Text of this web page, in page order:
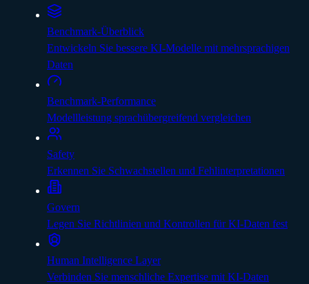
Benchmark-Überblick
Entwickeln Sie bessere KI-Modelle mit mehrsprachigen
Daten
Benchmark-Performance
Modellleistung sprachübergreifend vergleichen
Safety
Erkennen Sie Schwachstellen und Fehlinterpretationen
Govern
Legen Sie Richtlinien und Kontrollen für KI-Daten fest
Human Intelligence Layer
Verbinden Sie menschliche Expertise mit KI-Daten